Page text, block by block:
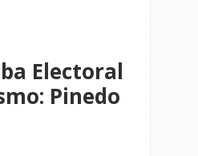
Electoral
Pinedo